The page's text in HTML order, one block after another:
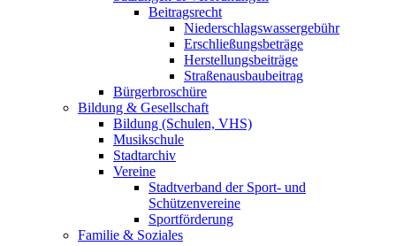
Beitragsrecht
Niederschlagswasser­gebühr
Erschließungsbeträge
Herstellungsbeiträge
Straßenausbaubeitrag
Bürgerbroschüre
Bildung & Gesellschaft
Bildung (Schulen, VHS)
Musikschule
Stadtarchiv
Vereine
Stadtverband der Sport- und
Schützenvereine
Sportförderung
Familie & Soziales